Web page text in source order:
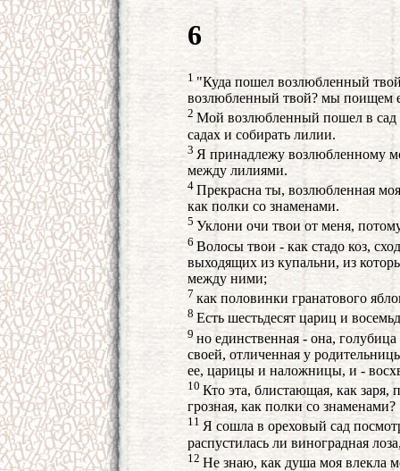
6
1 "Куда пошел возлюбленный
возлюбленный твой? мы поищем
2 Мой возлюбленный пошел в сад
садах и собирать лилии.
3 Я принадлежу возлюбленному
между лилиями.
4 Прекрасна ты, возлюбленная
как полки со знаменами.
5 Уклони очи твои от меня,
6 Волосы твои - как стадо коз,
выходящих из купальни, из
между ними;
7 как половинки гранатового
8 Есть шестьдесят цариц и
9 но единственная - она,
своей, отличенная у
ее, царицы и наложницы, и -
10 Кто эта, блистающая, как заря,
грозная, как полки со знаменами?
11 Я сошла в ореховый сад
распустилась ли виноградная
12 Не знаю, как душа моя влекла